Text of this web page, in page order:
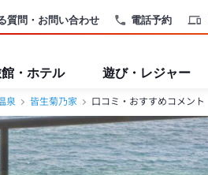
電話予約
質問・お問い合わせ
・ホテル 遊び・レジャー
泉 皆生菊乃家 口コミ・おすすめコメント